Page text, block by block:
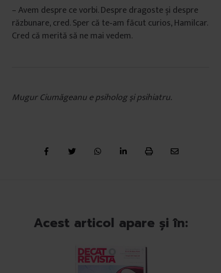
– Avem despre ce vorbi. Despre dragoste și despre
răzbunare, cred. Sper că te‑am făcut curios, Hamilcar.
Cred că merită să ne mai vedem.
Mugur Ciumăgeanu e psiholog şi psihiatru.
Acest articol apare și în: